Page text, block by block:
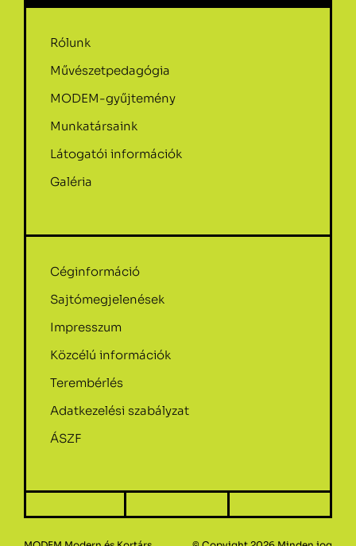
Rólunk
Művészetpedagógia
MODEM-gyűjtemény
Munkatársaink
Látogatói információk
Galéria
Céginformáció
Sajtómegjelenések
Impresszum
Közcélú információk
Terembérlés
Adatkezelési szabályzat
ÁSZF